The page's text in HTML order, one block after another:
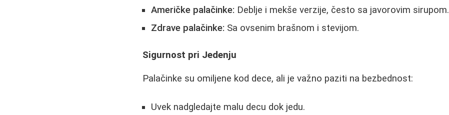
Američke palačinke: Deblje i mekše verzije, često sa javorovim sirupom.
Zdrave palačinke: Sa ovsenim brašnom i stevijom.
Sigurnost pri Jedenju
Palačinke su omiljene kod dece, ali je važno paziti na bezbednost:
Uvek nadgledajte malu decu dok jedu.